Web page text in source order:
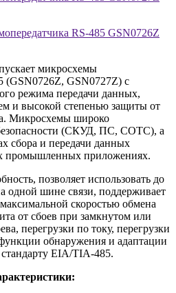
RS-485 GSN0726Z
микросхемы
(GSN0726Z, GSN0727Z) c
режима передачи данных,
и высокой степенью защиты от
Микросхемы широко
(СКУД, ПС, СОТС), а
сбора и передачи данных
приложениях.
позволяет использовать до
одной шине связи, поддерживает
скоростью обмена
от сбоев при замкнутом или
перегрузки по току, перегрузки
обнаружения и адаптации
EIA/TIA-485.